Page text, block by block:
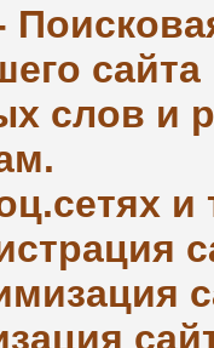
слов и